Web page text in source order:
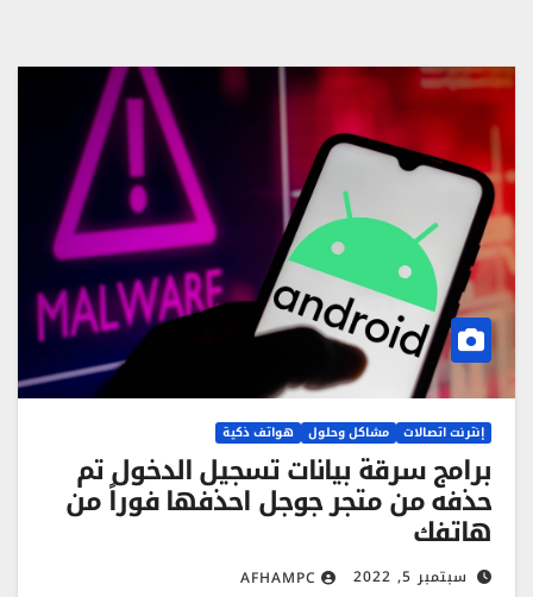
إنترنت اتصالات مشاكل وحلول هواتف ذكية
برامج سرقة بيانات تسجيل الدخول تم
حذفه من متجر جوجل احذفها فوراً من
هاتفك
سبتمبر 5, 2022 AFHAMPC